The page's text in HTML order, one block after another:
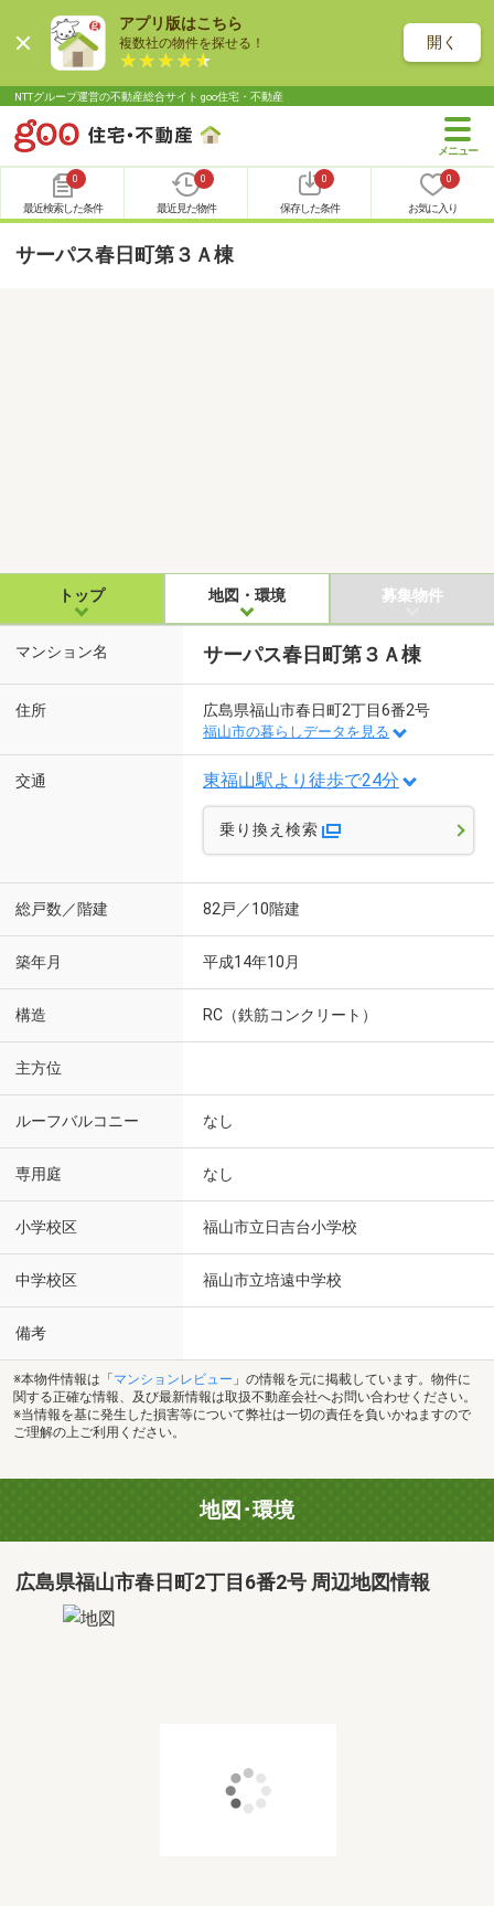
アプリ版はこちら
複数社の物件を探せる！ 開く
NTTグループ運営の不動産総合サイト goo住宅・不動産
0
最近検索した条件
0
最近見た物件
0
保存した条件
0
お気に入り
サーパス春日町第３Ａ棟
トップ 地図・環境 募集物件
マンション名 サーパス春日町第３Ａ棟
住所 広島県福山市春日町2丁目6番2号
福山市の暮らしデータを見る
交通 東福山駅より徒歩で24分
乗り換え検索
総戸数／階建 82戸／10階建
築年月 平成14年10月
構造 RC（鉄筋コンクリート）
主方位
ルーフバルコニー なし
専用庭 なし
小学校区 福山市立日吉台小学校
中学校区 福山市立培遠中学校
備考
※本物件情報は「 マンションレビュー 」の情報を元に掲載しています。物件に
関する正確な情報、及び最新情報は取扱不動産会社へお問い合わせください。
※当情報を基に発生した損害等について弊社は一切の責任を負いかねますので
ご理解の上ご利用ください。
地図･環境
広島県福山市春日町2丁目6番2号 周辺地図情報